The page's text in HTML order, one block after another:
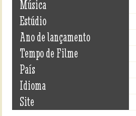
Música
Estúdio
Ano de lançamento
Tempo de Filme
País
Idioma
Site